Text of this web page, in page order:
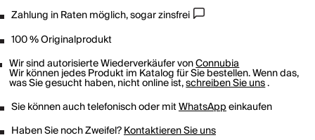
Zahlung in Raten möglich, sogar zinsfrei
100 % Originalprodukt
Wir sind autorisierte Wiederverkäufer vonConnubia
Wir können jedes Produkt im Katalog für Sie bestellen. Wenn das,
was Sie gesucht haben, nicht online ist,schreiben Sie uns.
Sie können auch telefonisch oder mitWhatsAppeinkaufen
Haben Sie noch Zweifel?Kontaktieren Sie uns